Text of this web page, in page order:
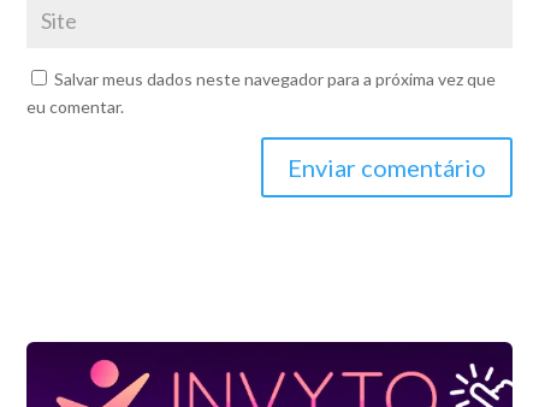
Salvar meus dados neste navegador para a próxima vez que
eu comentar.
Enviar comentário